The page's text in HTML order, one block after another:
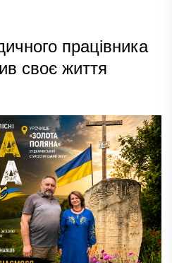
працівника
своє життя